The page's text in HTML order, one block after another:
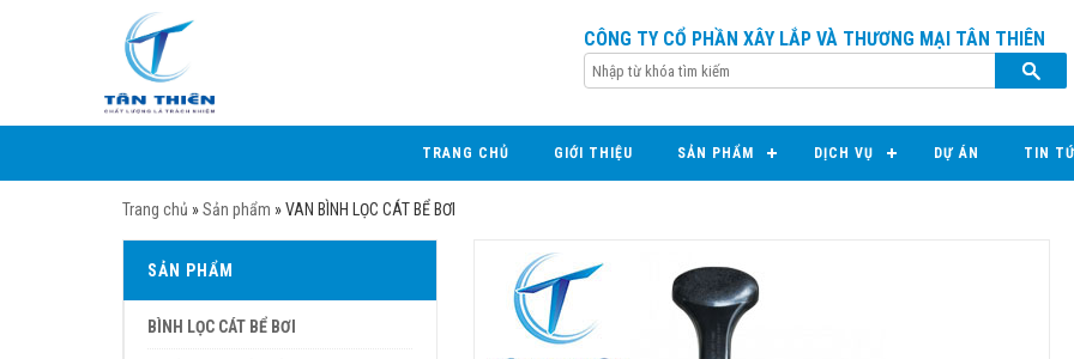
CÔNG TY CỔ PHẦN XÂY LẮP VÀ THƯƠNG MẠI TÂN THIÊN
TRANG CHỦ GIỚI THIỆU SẢN PHẨM DỊCH VỤ DỰ ÁN TIN
Trang chủ »Sản phẩm »VAN BÌNH LỌC CÁT BỂ BƠI
SẢN PHẨM
BÌNH LỌC CÁT BỂ BƠI